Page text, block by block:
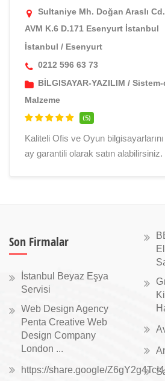
Sultaniye Mh. Doğan Araslı
AVM K.6 D.171 Esenyurt İstanbul
İstanbul / Esenyurt
0212 596 63 73
BİLGISAYAR-YAZILIM / Sistem-
Malzeme
(5)
Kaliteli Ofis ve Oyun
ay garantili olarak satın alabilirsiniz.
Son Firmalar
İstanbul Beyaz Eşya
Servisi
Web Design Agency
Penta Creative Web
Design Company
London ...
https://share.google/